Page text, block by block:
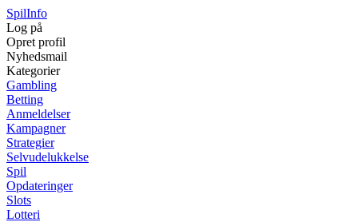
SpilInfo
Log på
Opret profil
Nyhedsmail
Kategorier
Gambling
Betting
Anmeldelser
Kampagner
Strategier
Selvudelukkelse
Spil
Opdateringer
Slots
Lotteri